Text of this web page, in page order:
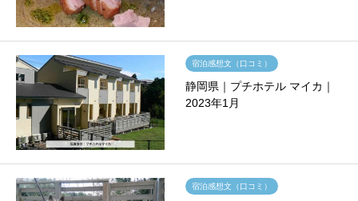
宿泊感想文（口コミ）
静岡県｜プチホテル マイカ｜
2023年1月
宿泊感想文（口コミ）